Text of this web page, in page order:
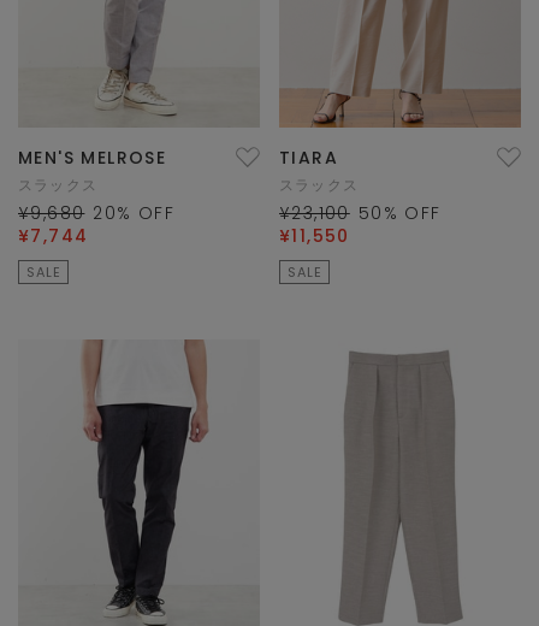
MEN'S MELROSE
スラックス
¥9,680 20% OFF
¥7,744
SALE
TIARA
スラックス
¥23,100 50 % OFF
¥11,550
SALE